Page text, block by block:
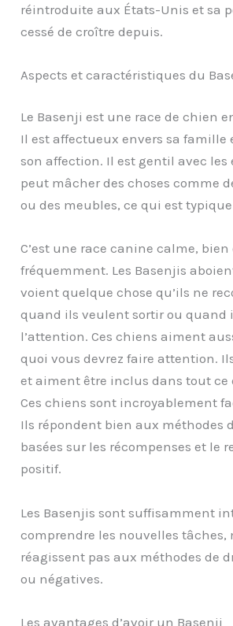
réintroduite aux États-Unis et sa
cessé de croître depuis.
Aspects et caractéristiques du
Le Basenji est une race de chien
Il est affectueux envers sa famille
son affection. Il est gentil avec les
peut mâcher des choses comme
ou des meubles, ce qui est
C’est une race canine calme, bien
fréquemment. Les Basenjis
voient quelque chose qu’ils ne
quand ils veulent sortir ou quand
l’attention. Ces chiens aiment
quoi vous devrez faire attention.
et aiment être inclus dans tout ce
Ces chiens sont incroyablement
Ils répondent bien aux méthodes
basées sur les récompenses et le
positif.
Les Basenjis sont suffisamment
comprendre les nouvelles tâches,
réagissent pas aux méthodes de
ou négatives.
Les avantages d’avoir un Basenji